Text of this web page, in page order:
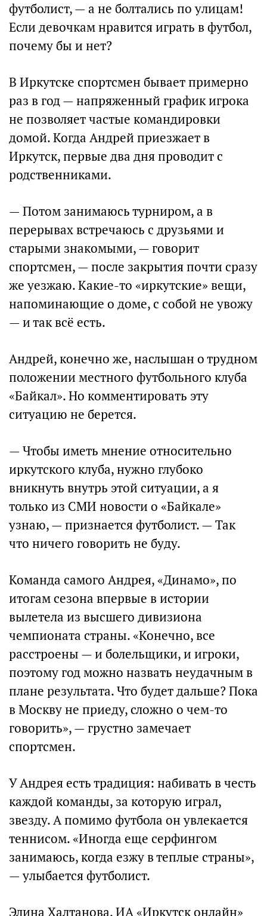
футболист, — а не болтались по улицам!
Если девочкам нравится играть в футбол,
почему бы и нет?
В Иркутске спортсмен бывает примерно
раз в год — напряженный график игрока
не позволяет частые командировки
домой. Когда Андрей приезжает в
Иркутск, первые два дня проводит с
родственниками.
— Потом занимаюсь турниром, а в
перерывах встречаюсь с друзьями и
старыми знакомыми, — говорит
спортсмен, — после закрытия почти сразу
же уезжаю. Какие-то «иркутские» вещи,
напоминающие о доме, с собой не увожу
— и так всё есть.
Андрей, конечно же, наслышан о трудном
положении местного футбольного клуба
«Байкал». Но комментировать эту
ситуацию не берется.
— Чтобы иметь мнение относительно
иркутского клуба, нужно глубоко
вникнуть внутрь этой ситуации, а я
только из СМИ новости о «Байкале»
узнаю, — признается футболист. — Так
что ничего говорить не буду.
Команда самого Андрея, «Динамо», по
итогам сезона впервые в истории
вылетела из высшего дивизиона
чемпионата страны. «Конечно, все
расстроены — и болельщики, и игроки,
поэтому год можно назвать неудачным в
плане результата. Что будет дальше? Пока
в Москву не приеду, сложно о чем-то
говорить», — грустно замечает
спортсмен.
У Андрея есть традиция: набивать в честь
каждой команды, за которую играл,
звезду. А помимо футбола он увлекается
теннисом. «Иногда еще серфингом
занимаюсь, когда езжу в теплые страны»,
— улыбается футболист.
Элина Халтанова, ИА «Иркутск онлайн»